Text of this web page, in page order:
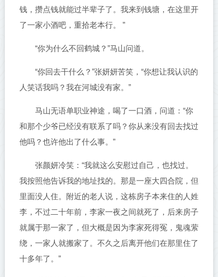
钱，攒点钱就能过半辈子了。我来到钱塘，在这里开
了一家小酒吧，重拾老本行。 ”
“你为什么不回鹤城？”马山问道。
“你回去干什么？”张妍妍苦笑，“你想让我认识的
人笑话我吗？我在河城没有家。”
马山无语单职业神途，喝了一口酒，问道：​​“你
和那个少爷已经没有联系了吗？你从来没有回去找过
他吗？也许他出了什么事。”
张颜妍冷笑：“我就这么安慰过自己，也找过。
我按照他告诉我的地址找的。那是一座大四合院，但
里面没人住。附近的老人说，这栋房子本来住的人姓
李，不过二十年前，李家一夜之间就死了，后来房子
就属于那一家了，但大概是因为李家死得冤，鬼魂萦
绕，一家人就搬家了。不久之后离开他们在那里住了
十多年了。”